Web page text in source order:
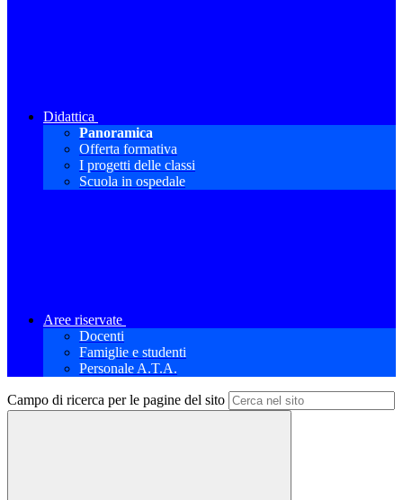
Didattica
Panoramica
Offerta formativa
I progetti delle classi
Scuola in ospedale
Aree riservate
Docenti
Famiglie e studenti
Personale A.T.A.
Campo di ricerca per le pagine del sito